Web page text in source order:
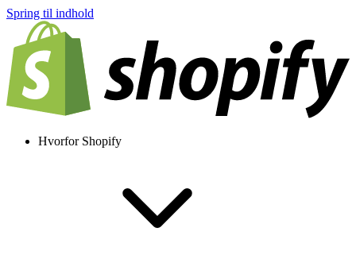
Spring til indhold
Hvorfor Shopify